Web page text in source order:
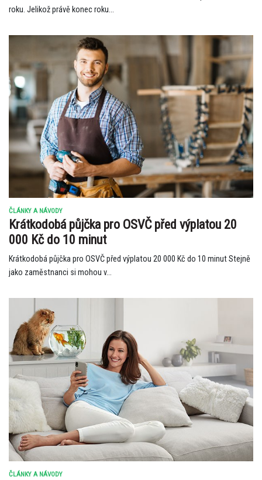
roku. Jelikož právě konec roku...
ČLÁNKY A NÁVODY
Krátkodobá půjčka pro OSVČ před výplatou 20
000 Kč do 10 minut
Krátkodobá půjčka pro OSVČ před výplatou 20 000 Kč do 10 minut Stejně
jako zaměstnanci si mohou v...
ČLÁNKY A NÁVODY